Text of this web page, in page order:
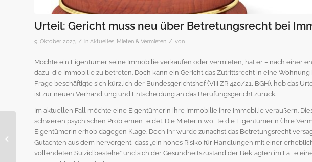
Urteil: Gericht muss neu über Betretungsrecht bei
9. Oktober 2023 / in Aktuelles Mieten & Vermieten / von
Möchte ein Eigentümer seine Immobilie verkaufen oder vermieten, hat er – nach einer
dazu, die Immobilie zu betreten. Doch kann ein Gericht das Zutrittsrecht in eine
Frage beschäftigte sich kürzlich der Bundesgerichtshof (VIII ZR 420/21, BGH), hob das
ist zur neuen Verhandlung und Entscheidung an das Berufungsgericht zurück.
Im aktuellen Fall möchte eine Eigentümerin ihre Immobilie ihre Immobilie veräußern.
schweren psychischen Problemen leidet. Die Mieterin wollte die Eigentümerin (ihre
Eigentümerin erhob dagegen Klage. Doch ihr wurde zunächst das Betretungsrecht
Gutachten aus dem hervorgeht, dass „ein hohes Risiko für Handlungen mit einer
vollendeten Suizid bestehe“ und sich der Gesundheitszustand der Beklagten im Falle
Hausbau: Techniken
zum Sparen